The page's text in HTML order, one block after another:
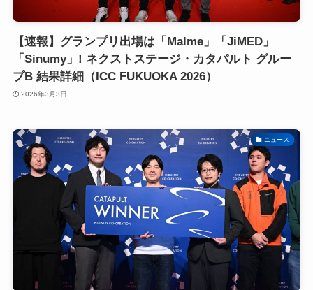
【速報】グランプリ出場は「Malme」「JiMED」
「Sinumy」! ネクストステージ・カタパルト グルー
プB 結果詳細（ICC FUKUOKA 2026）
2026年3月3日
ニュース